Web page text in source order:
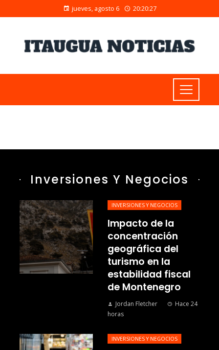
jueves, agosto 6 20:20:28
Inversiones Y Negocios
INVERSIONES Y NEGOCIOS
Impacto de la
concentración
geográfica del
turismo en la
estabilidad fiscal
de Montenegro
Jordan Fletcher
Hace 24
horas
INVERSIONES Y NEGOCIOS